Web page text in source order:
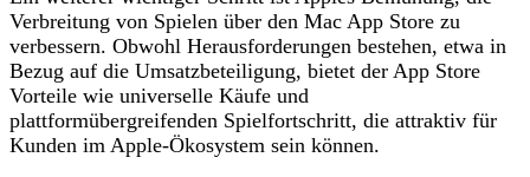
Verbreitung von Spielen über den Mac App Store zu
verbessern. Obwohl Herausforderungen bestehen, etwa in
Bezug auf die Umsatzbeteiligung, bietet der App Store
Vorteile wie universelle Käufe und
plattformübergreifenden Spielfortschritt, die attraktiv für
Kunden im Apple-Ökosystem sein können.